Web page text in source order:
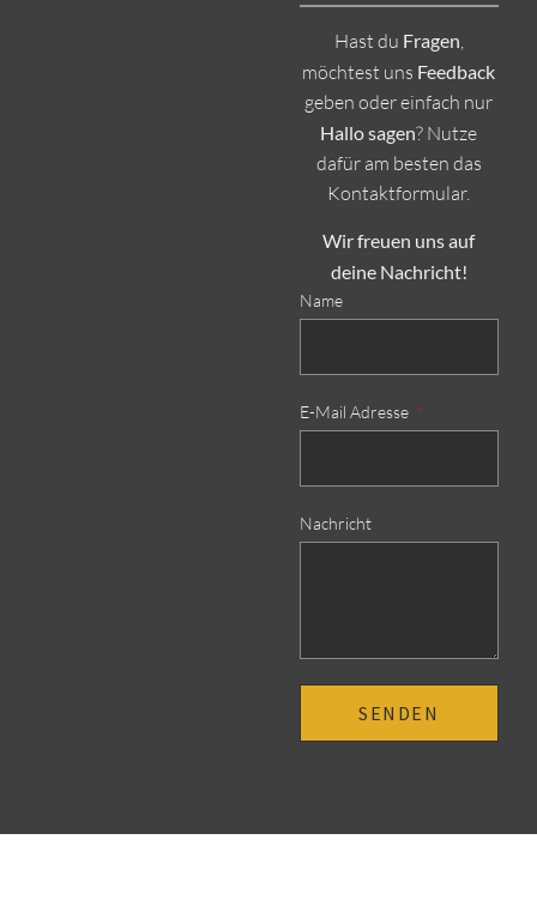
Hast du Fragen
möchtest uns Feedback
geben oder einfach nur
Hallo sagen? Nutze
dafür am besten das
Kontaktformular.
Wir freuen uns auf
deine Nachricht!
Name
E-Mail Adresse
Nachricht
SENDEN